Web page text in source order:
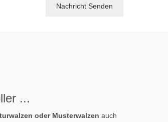
...
oder Musterwalzen auch